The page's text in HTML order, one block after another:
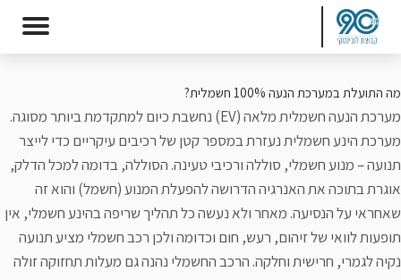
מה התועלת במערכת הנעה 100% חשמלית?
מערכת הנעה חשמלית מלאה (EV) נחשבת כיום למתקדמת ביותר מסוגה.
מערכת הינע חשמלית נעזרת במספר קטן של רכיבים עיקריים כדי לייצר
תנועה – מנוע חשמלי, סוללה ורכיבי טעינה. הסוללה, בדומה למכל הדלק,
אוגרת בתוכה את האנרגיה הדרושה להפעלת המנוע (חשמל) והוא זה
שאחראי על הנסיעה. מאחר ולא נעשה כל תהליך שריפה בהינע חשמלי, אין
תופעות לוואי של זיהום, רעש, חום וכדומה ולכן רכב חשמלי מציע תנועה
נקיה לגמרי, חרישית וחלקה. הרכב החשמלי נהנה גם מעלות תחזוקה זולה